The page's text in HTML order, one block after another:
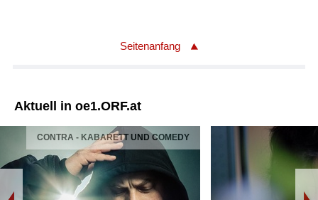
Seitenanfang
Aktuell in oe1.ORF.at
CONTRA - KABARETT UND COMEDY